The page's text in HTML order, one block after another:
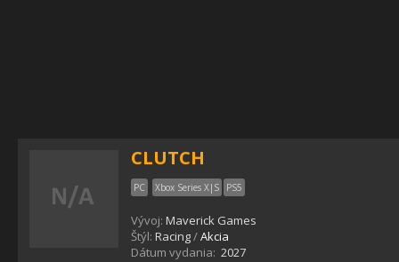
CLUTCH
PC Xbox Series X|S PS5
Vývoj: Maverick Games
Štýl: Racing/Akcia
Dátum vydania: 2027